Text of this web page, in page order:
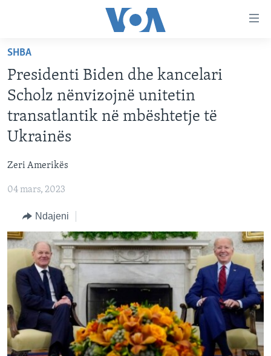
faqen
kryesore
Kalo
tek
faqja
kryesore
tek
FAQJA KRYESORE
KATEGORITË
AMERIKA
BALLKANI
MJEDISI
KULTURË
SHKENCË DHE TEKNOLOGJI
SHËNDETËSI
INTERVISTA
DITARI
Learning English
Gjuhët
SHBA
Presidenti Biden dhe kancelari
Scholz nënvizojnë unitetin
transatlantik në mbështetje të
Ukrainës
Zeri Amerikës
04 mars, 2023
Ndajeni